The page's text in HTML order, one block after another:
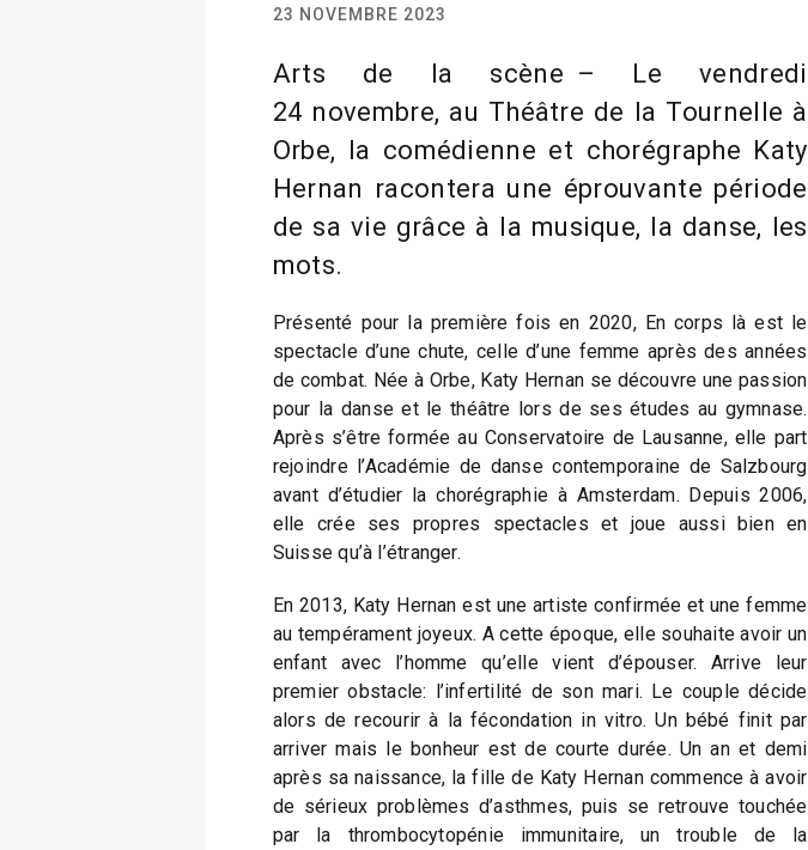
23 NOVEMBRE 2023
Arts de la scène – Le vendredi
24 novembre, au Théâtre de la Tournelle à
Orbe, la comédienne et chorégraphe Katy
Hernan racontera une éprouvante période
de sa vie grâce à la musique, la danse, les
mots.
Présenté pour la première fois en 2020, En corps là est le
spectacle d’une chute, celle d’une femme après des années
de combat. Née à Orbe, Katy Hernan se découvre une passion
pour la danse et le théâtre lors de ses études au gymnase.
Après s’être formée au Conservatoire de Lausanne, elle part
rejoindre l’Académie de danse contemporaine de Salzbourg
avant d’étudier la chorégraphie à Amsterdam. Depuis 2006,
elle crée ses propres spectacles et joue aussi bien en
Suisse qu’à l’étranger.
En 2013, Katy Hernan est une artiste confirmée et une femme
au tempérament joyeux. A cette époque, elle souhaite avoir un
enfant avec l’homme qu’elle vient d’épouser. Arrive leur
premier obstacle: l’infertilité de son mari. Le couple décide
alors de recourir à la fécondation in vitro. Un bébé finit par
arriver mais le bonheur est de courte durée. Un an et demi
après sa naissance, la fille de Katy Hernan commence à avoir
de sérieux problèmes d’asthmes, puis se retrouve touchée
par la thrombocytopénie immunitaire, un trouble de la